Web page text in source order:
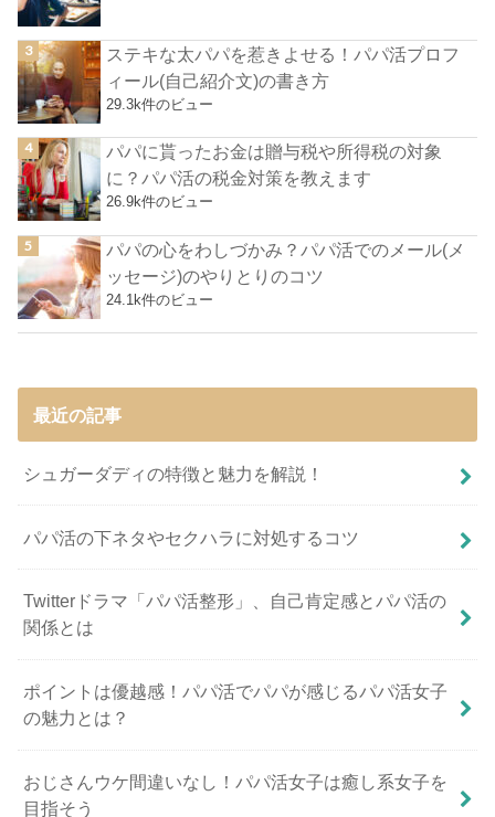
ステキな太パパを惹きよせる！パパ活プロフ
ィール(自己紹介文)の書き方
29.3k件のビュー
パパに貰ったお金は贈与税や所得税の対象
に？パパ活の税金対策を教えます
26.9k件のビュー
パパの心をわしづかみ？パパ活でのメール(メ
ッセージ)のやりとりのコツ
24.1k件のビュー
最近の記事
シュガーダディの特徴と魅力を解説！
パパ活の下ネタやセクハラに対処するコツ
Twitterドラマ「パパ活整形」、自己肯定感とパパ活の
関係とは
ポイントは優越感！パパ活でパパが感じるパパ活女子
の魅力とは？
おじさんウケ間違いなし！パパ活女子は癒し系女子を
目指そう